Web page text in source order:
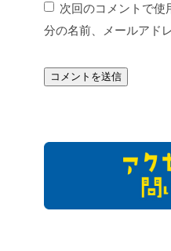
次回のコメントで使
分の名前、メールアド